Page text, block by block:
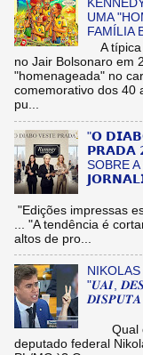
UMA
FAMÍLIA
A típica
no Jair Bolsonaro em
"homenageada" no
comemorativo dos 40
pu...
"𝗢
𝗣𝗥𝗔𝗗𝗔
SOBRE
"Edições impressas
... "A tendência é
altos de pro...
NIKOLAS
"𝑼𝑨𝑰,
Qual
deputado federal